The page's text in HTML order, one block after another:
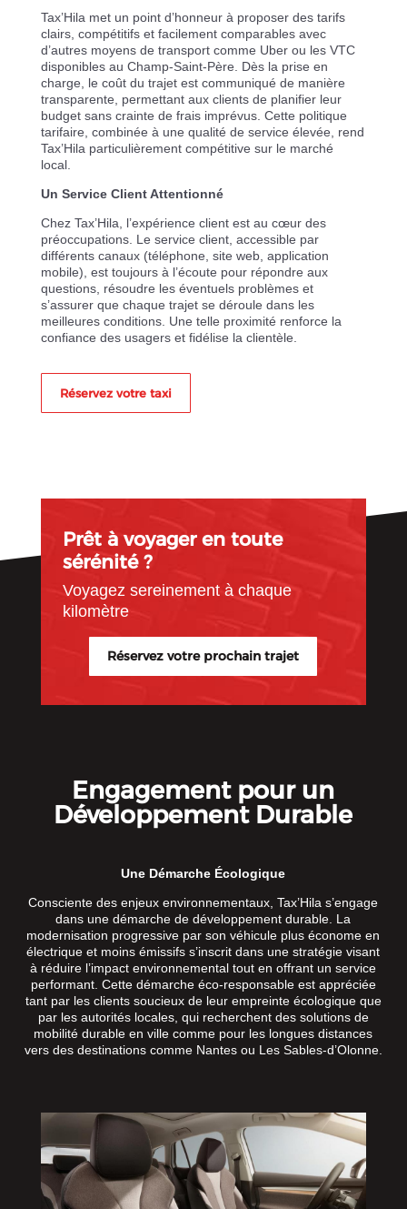
Tax’Hila met un point d’honneur à proposer des tarifs
clairs, compétitifs et facilement comparables avec
d’autres moyens de transport comme Uber ou les VTC
disponibles au Champ-Saint-Père. Dès la prise en
charge, le coût du trajet est communiqué de manière
transparente, permettant aux clients de planifier leur
budget sans crainte de frais imprévus. Cette politique
tarifaire, combinée à une qualité de service élevée, rend
Tax’Hila particulièrement compétitive sur le marché
local.
Un Service Client Attentionné
Chez Tax’Hila, l’expérience client est au cœur des
préoccupations. Le service client, accessible par
différents canaux (téléphone, site web, application
mobile), est toujours à l’écoute pour répondre aux
questions, résoudre les éventuels problèmes et
s’assurer que chaque trajet se déroule dans les
meilleures conditions. Une telle proximité renforce la
confiance des usagers et fidélise la clientèle.
Réservez votre taxi
Prêt à voyager en toute
sérénité ?
Voyagez sereinement à chaque
kilomètre
Réservez votre prochain trajet
Engagement pour un
Développement Durable
Une Démarche Écologique
Consciente des enjeux environnementaux, Tax’Hila s’engage
dans une démarche de développement durable. La
modernisation progressive par son véhicule plus économe en
électrique et moins émissifs s’inscrit dans une stratégie visant
à réduire l’impact environnemental tout en offrant un service
performant. Cette démarche éco-responsable est appréciée
tant par les clients soucieux de leur empreinte écologique que
par les autorités locales, qui recherchent des solutions de
mobilité durable en ville comme pour les longues distances
vers des destinations comme Nantes ou Les Sables-d’Olonne.